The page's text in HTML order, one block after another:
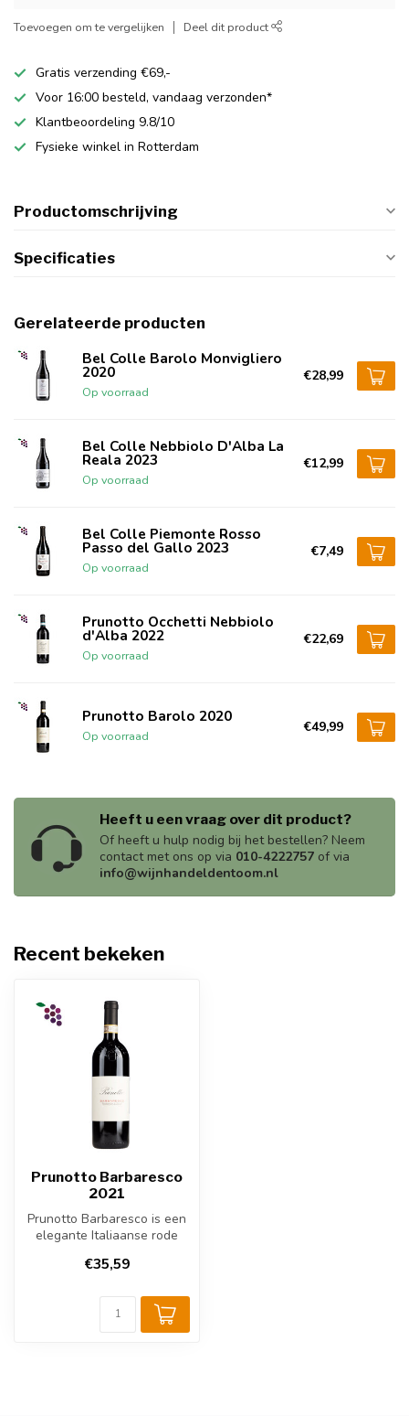
Toevoegen om te vergelijken Deel dit product
Gratis verzending €69,-
Voor 16:00 besteld, vandaag verzonden*
Klantbeoordeling 9.8/10
Fysieke winkel in Rotterdam
Productomschrijving
Specificaties
Gerelateerde producten
Bel Colle Barolo Monvigliero
2020
Op voorraad
€28,99
Bel Colle Nebbiolo D'Alba La
Reala 2023
Op voorraad
€12,99
Bel Colle Piemonte Rosso
Passo del Gallo 2023
Op voorraad
€7,49
Prunotto Occhetti Nebbiolo
d'Alba 2022
Op voorraad
€22,69
Prunotto Barolo 2020
Op voorraad
€49,99
Heeft u een vraag over dit product?
Of heeft u hulp nodig bij het bestellen? Neem
contact met ons op via 010-4222757 of via
info@wijnhandeldentoom.nl
Recent bekeken
Prunotto Barbaresco
2021
Prunotto Barbaresco is een
elegante Italiaanse rode
N...
€35,59